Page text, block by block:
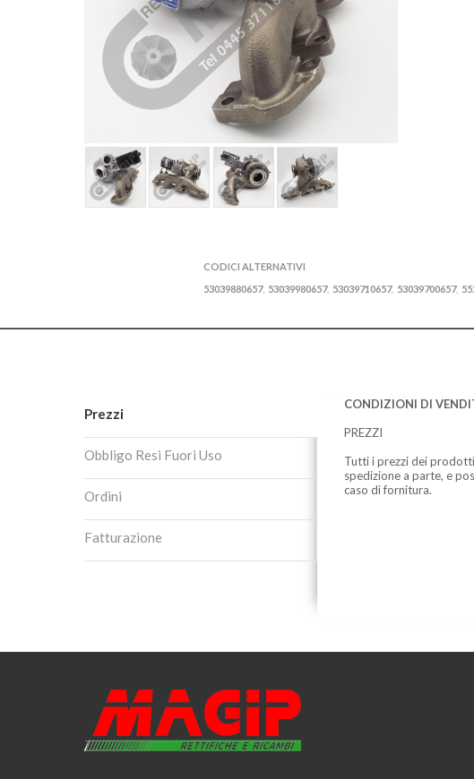
CODICI ALTERNATIVI
53039880657, 53039980657, 53039710657, 53039700657,
Prezzi
Obbligo Resi Fuori Uso
Ordini
Fatturazione
CONDIZIONI DI
PREZZI
Tutti i prezzi dei
spedizione a parte, e
caso di fornitura.